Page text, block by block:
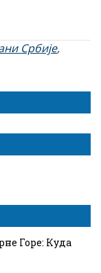
Србије,
Горе: Куда